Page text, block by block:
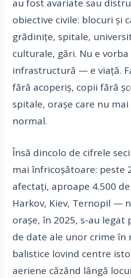
au fost avariate sau
obiective civile: blocuri și
grădinițe, spitale,
culturale, gări. Nu e
infrastructură — e viață.
fără acoperiș, copii fără
spitale, orașe care nu
normal.
Însă dincolo de cifrele
mai înfricoșătoare: peste
afectați, aproape 4.500
Harkov, Kiev, Ternopil —
orașe, în 2025, s-au
de date ale unor crime în
balistice lovind centre
aeriene căzând lângă